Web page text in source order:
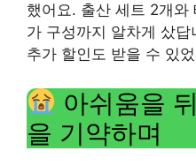
했어요. 출산 세트 2개와
가 구성까지 알차게 샀
추가 할인도 받을 수 있
아쉬움을
을 기약하며